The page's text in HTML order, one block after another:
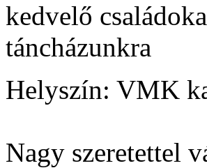
kedvelő
táncházunkra
Helyszín: VMK
Nagy szeretettel